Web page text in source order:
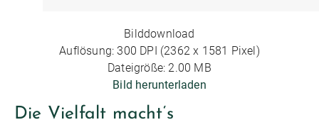
Bilddownload
Auflösung: 300 DPI (2362 x 1581 Pixel)
Dateigröße: 2.00 MB
Bild herunterladen
Die Vielfalt macht‘s